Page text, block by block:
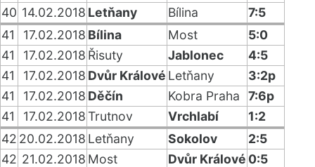
40 14.02.2018 Letňany Bílina
7:5
41
17.02.2018 Bílina Most
5:0
41
17.02.2018 Řisuty Jablonec
4:5
41
17.02.2018 Dvůr Králové Letňany
3:2p
41
17.02.2018 Děčín Kobra Praha
7:6p
41
17.02.2018Trutnov Vrchlabí
1:2
42 20.02.2018 Letňany Sokolov
2:5
42 21.02.2018 Most Dvůr Králové 0:5